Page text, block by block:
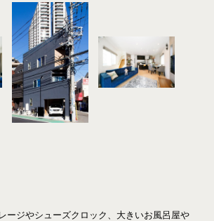
ージやシューズクロック、大きいお風呂屋や